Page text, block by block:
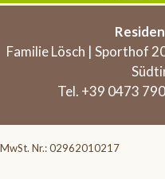
Familie Lösch | Sporthof
Tel. +39 0473
MwSt. Nr.: 02962010217